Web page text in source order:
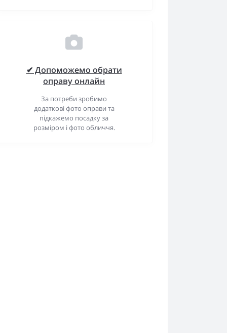
✔ Допоможемо обрати
оправу онлайн
За потреби зробимо
додаткові фото оправи та
підкажемо посадку за
розміром і фото обличчя.